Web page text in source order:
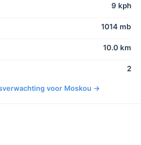
9 kph
1014 mb
10.0 km
2
voor Moskou →